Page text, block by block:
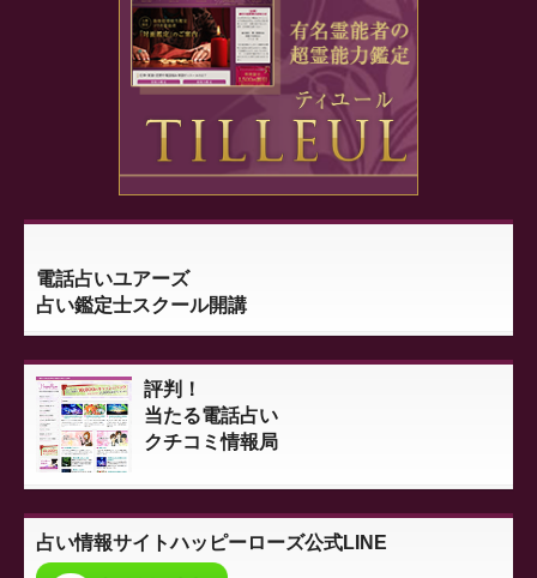
電話占いユアーズ
占い鑑定士スクール開講
評判！
当たる電話占い
クチコミ情報局
占い情報サイトハッピーローズ公式LINE